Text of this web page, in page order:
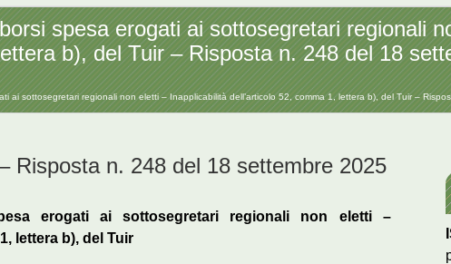
spesa erogati ai sottosegretari regionali
b), del Tuir – Risposta n. 248 del 18
ai sottosegretari regionali non eletti – Inapplicabilità dell’articolo 52, comma 1, lettera b), del Tuir –
Risposta n. 248 del 18 settembre 2025
erogati ai sottosegretari regionali non eletti –
lettera b), del Tuir